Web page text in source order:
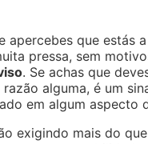
apercebes que estás
pressa, sem
. Se achas que
razão alguma, é um
em algum aspecto
exigindo mais do